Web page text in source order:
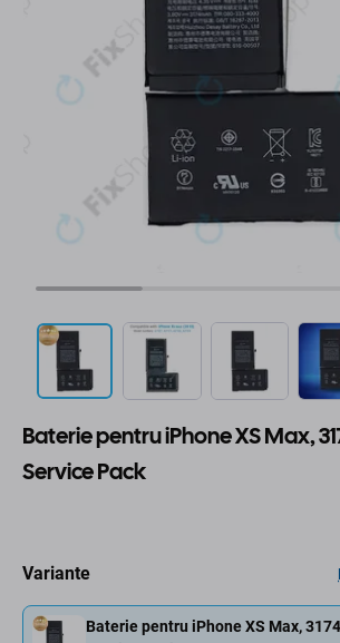
Baterie pentru iPhone XS Max,
Service Pack
Variante
Baterie pentru iPhone XS Max,